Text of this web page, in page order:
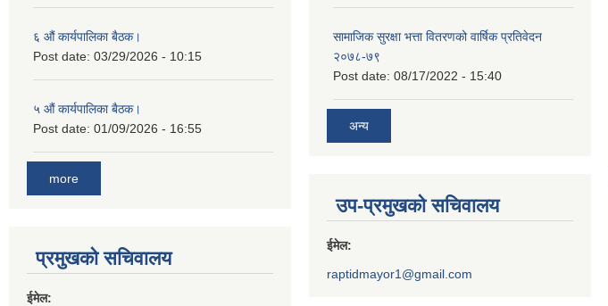
६ औं कार्यपालिका बैठक।
Post date: 03/29/2026 - 10:15
५ औं कार्यपालिका बैठक।
Post date: 01/09/2026 - 16:55
more
प्रमुखको सचिवालय
ईमेल:
सामाजिक सुरक्षा भत्ता वितरणको वार्षिक प्रतिवेदन
२०७८-७९
Post date: 08/17/2022 - 15:40
अन्य
उप-प्रमुखको सचिवालय
ईमेल:
raptidmayor1@gmail.com